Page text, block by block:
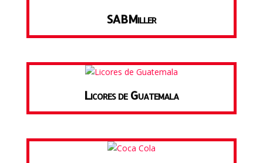
SABMiller
Licores de Guatemala